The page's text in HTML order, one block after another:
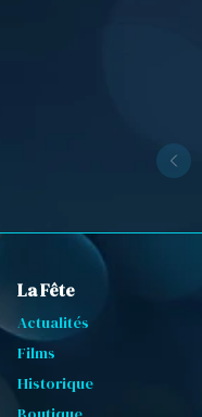
La Fête
Actualités
Films
Historique